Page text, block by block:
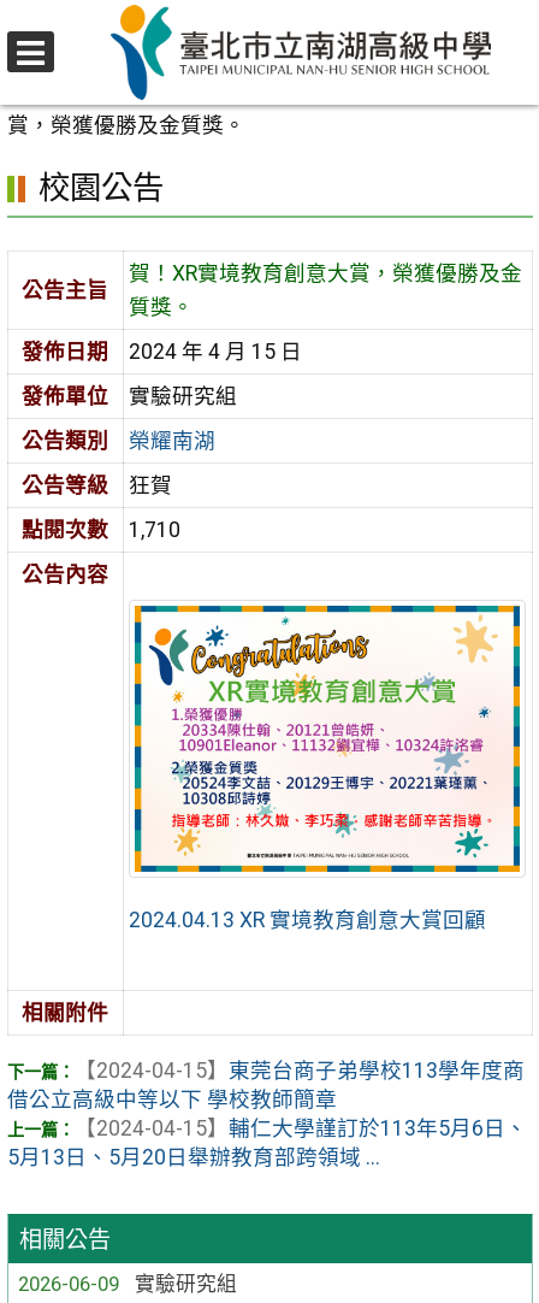
至
要
區
校園公告
賞，榮獲優勝及金質獎。
相關公告
2026-06-09
實驗研究組
校園公告
公告主旨
賀！XR實境教育創意大賞，榮獲優勝及金
質獎。
發佈日期
2024 年 4 月 15 日
發佈單位
實驗研究組
公告類別
榮耀南湖
公告等級
狂賀
點閱次數
1,710
公告內容
2024.04.13 XR 實境教育創意大賞回顧
相關附件
【2024-04-15】 東莞台商子弟學校113學年度商
借公立高級中等以下 學校教師簡章
【2024-04-15】 輔仁大學謹訂於113年5月6日、
5月13日、5月20日舉辦教育部跨領域 ...
選
單